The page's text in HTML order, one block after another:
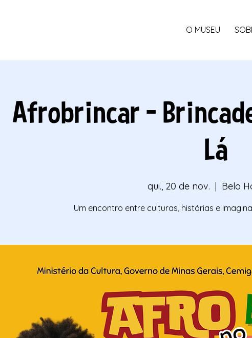
O MUSEU
Afrobrincar -
Lá
qui., 20 de nov.
  |
Belo
Um encontro entre culturas, histórias e